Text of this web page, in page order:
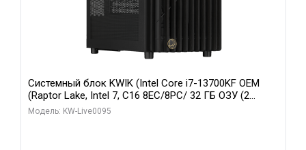
Системный блок KWIK (Intel Core i7-13700KF OEM
(Raptor Lake, Intel 7, C16 8EC/8PC/ 32 ГБ ОЗУ (2
модуля)/ Afox RTX4090 24GB GDDR6X 384-Bit 3xDP
Модель: KW-Live0095